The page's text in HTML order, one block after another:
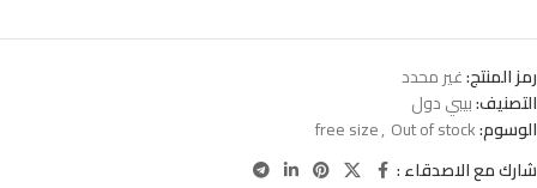
رمز المنتج:غير محدد
التصنيف:بيبي دول
الوسوم:
free size, Out of stock
شارك مع الاصدقاء :